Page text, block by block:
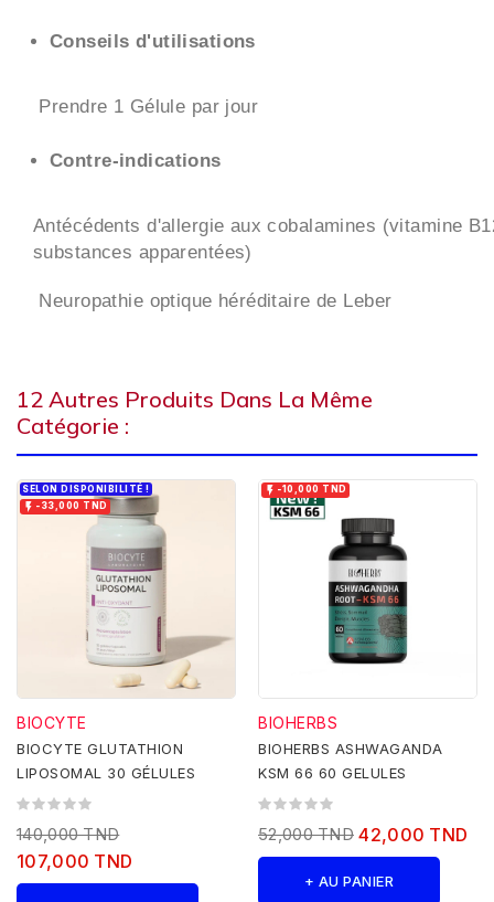
Conseils d'utilisations
Prendre 1 Gélule par jour
Contre-indications
Antécédents d'allergie aux cobalamines (vitamine
substances apparentées)
Neuropathie optique héréditaire de Leber
12 Autres Produits Dans La Même
Catégorie :
SELON DISPONIBILITÉ !
 -33,000 TND
BIOCYTE
BIOCYTE GLUTATHION
LIPOSOMAL 30 GÉLULES
140,000 TND
107,000 TND
 -10,000 TND
BIOHERBS
BIOHERBS ASHWAGANDA
KSM 66 60 GELULES
52,000 TND 42,000 TND
+ AU PANIER